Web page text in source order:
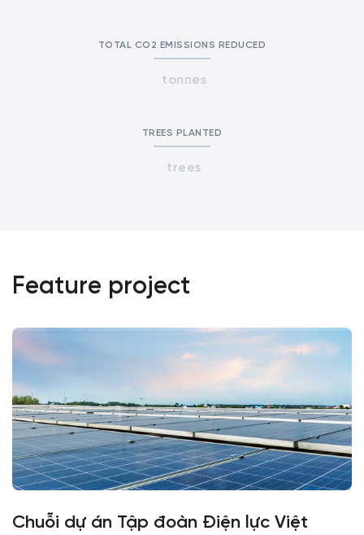
TOTAL CO2 EMISSIONS REDUCED
tonnes
TREES PLANTED
trees
Feature project
Chuỗi dự án Tập đoàn Điện lực Việt